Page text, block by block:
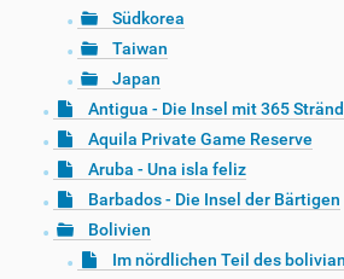
Südkorea
Taiwan
Japan
Antigua - Die Insel mit 365
Aquila Private Game Reserve
Aruba - Una isla feliz
Barbados - Die Insel der Bärtigen
Bolivien
Im nördlichen Teil des